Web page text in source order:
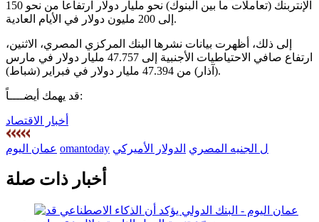
الإنتربنك (تعاملات ما بين البنوك) نحو مليار دولار ارتفاعاً من نحو 150
إلى 200 مليون دولار في الأيام العادية.
إلى ذلك، أظهرت بيانات نشرها البنك المركزي المصري، الاثنين،
ارتفاع صافي الاحتياطيات الأجنبية إلى 47.757 مليار دولار في مارس
(آذار) من 47.394 مليار دولار في فبراير (شباط).
قد يهمك أيضــــاً:
أخبار الاقتصاد
عمان اليوم omantoday ل الجنيه المصري الدولار الأميركي
أخبار ذات صلة